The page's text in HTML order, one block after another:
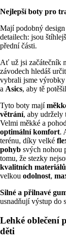
Nejlepší boty pro
Mají podobný
detailech: jsou
přední části.
Ať už jsi začátečník
závodech hledáš
vybrali jsme
a Asics, aby tě
Tyto boty mají
větrání, aby udržely
Velmi měkké a
optimální komfort.
terénu, díky velké
pohyb svých nohou
tomu, že stezky
kvalitních materiálů
velkou odolnost,
Silné a přilnavé
usnadňují výstup do
Lehké oblečení
děti